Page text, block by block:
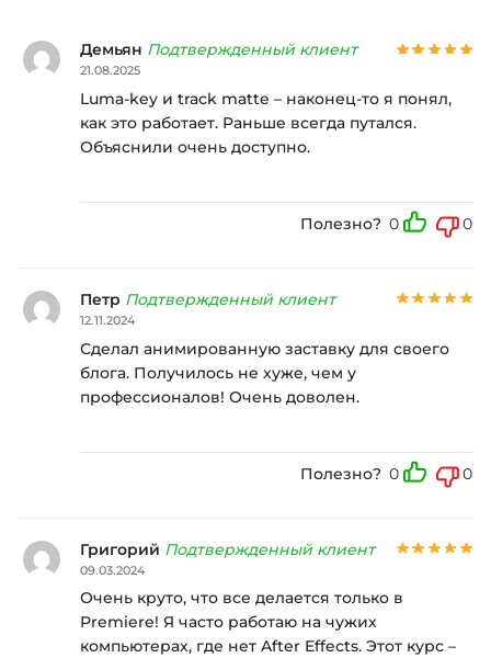
Демьян Подтвержденный клиент
21.08.2025
Luma-key и track matte – наконец-то я понял,
как это работает. Раньше всегда путался.
Объяснили очень доступно.
Полезно? 0 0
Петр Подтвержденный клиент
12.11.2024
Сделал анимированную заставку для своего
блога. Получилось не хуже, чем у
профессионалов! Очень доволен.
Полезно? 0 0
Григорий Подтвержденный клиент
09.03.2024
Очень круто, что все делается только в
Premiere! Я часто работаю на чужих
компьютерах, где нет After Effects. Этот курс –